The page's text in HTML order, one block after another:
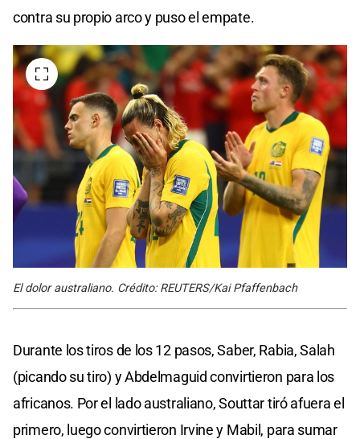
contra su propio arco y puso el empate.
El dolor australiano. Crédito: REUTERS/Kai Pfaffenbach
Durante los tiros de los 12 pasos, Saber, Rabia, Salah
(picando su tiro) y Abdelmaguid convirtieron para los
africanos. Por el lado australiano, Souttar tiró afuera el
primero, luego convirtieron Irvine y Mabil, para sumar